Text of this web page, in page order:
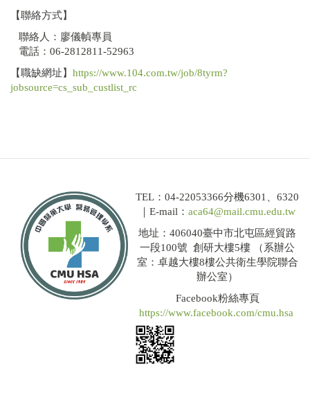
【聯絡方式】
聯絡人：廖儀幀專員
電話：06-2812811-52963
【職缺網址】 https://www.104.com.tw/job/8tyrm?
jobsource=cs_sub_custlist_rc
TEL：04-22053366分機6301、6320
｜E-mail： aca64@mail.cmu.edu.tw
地址：406040臺中市北屯區經貿路
一段100號 創研大樓5樓 （系辦公
室：卓越大樓8樓公共衛生學院聯合
辦公室）
Facebook粉絲專頁
https://www.facebook.com/cmu.hsa